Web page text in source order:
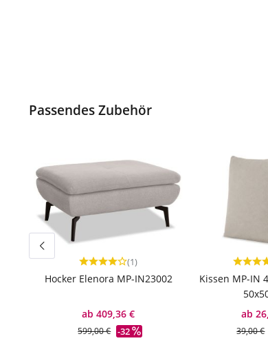
Passendes Zubehör
Durchschnittliche Bewertung von 4 von
(1)
Hocker Elenora MP-IN23002
ab 409,36 €
599,00 € -32
Kissen MP-IN
ab
39,00 €